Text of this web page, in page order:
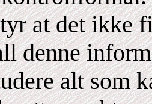
at det ikke
denne
alt som